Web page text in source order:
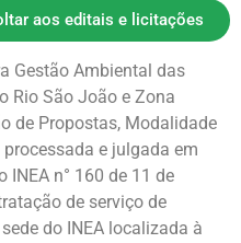
aos editais e licitações
Gestão Ambiental das
Rio São João e Zona
de Propostas, Modalidade
e julgada em
n° 160 de 11 de
de serviço de
do INEA localizada à